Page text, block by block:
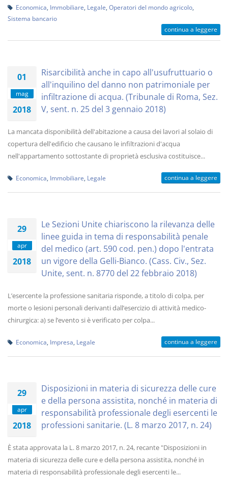
Economica Immobiliare Legale Operatori del mondo agricolo
Sistema bancario
continua a leggere
01
mag
2018
Risarcibilità anche in capo all'usufruttuario o
all'inquilino del danno non patrimoniale per
infiltrazione di acqua. (Tribunale di Roma, Sez.
V, sent. n. 25 del 3 gennaio 2018)
La mancata disponibilità dell'abitazione a causa dei lavori al solaio di
copertura dell'edificio che causano le infiltrazioni d'acqua
nell'appartamento sottostante di proprietà esclusiva costituisce...
Economica Immobiliare Legale continua a leggere
29
apr
2018
Le Sezioni Unite chiariscono la rilevanza delle
linee guida in tema di responsabilità penale
del medico (art. 590 cod. pen.) dopo l'entrata
un vigore della Gelli-Bianco. (Cass. Civ., Sez.
Unite, sent. n. 8770 del 22 febbraio 2018)
L’esercente la professione sanitaria risponde, a titolo di colpa, per
morte o lesioni personali derivanti dall’esercizio di attività medico-
chirurgica: a) se l’evento si è verificato per colpa...
Economica Impresa Legale continua a leggere
29
apr
2018
Disposizioni in materia di sicurezza delle cure
e della persona assistita, nonché in materia di
responsabilità professionale degli esercenti le
professioni sanitarie. (L. 8 marzo 2017, n. 24)
È stata approvata la L. 8 marzo 2017, n. 24, recante "Disposizioni in
materia di sicurezza delle cure e della persona assistita, nonché in
materia di responsabilità professionale degli esercenti le...